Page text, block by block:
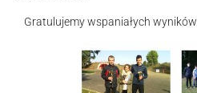
Gratulujemy wspaniałych wyników.